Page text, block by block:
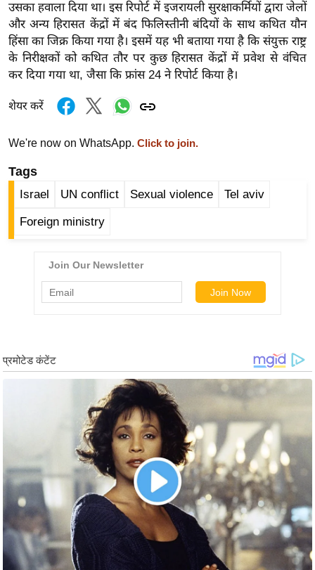
ड
फि
ल्म
स
क्षा
r
e
a
ला
इ
टे
क्नॉ
लॉ
ब्यू
टी
उसका हवाला दिया था। इस रिपोर्ट में इजरायली सुरक्षाकर्मियों द्वारा जेलों
और अन्य हिरासत केंद्रों में बंद फिलिस्तीनी बंदियों के साथ कथित यौन
हिंसा का जिक्र किया गया है। इसमें यह भी बताया गया है कि संयुक्त राष्ट्र
के निरीक्षकों को कथित तौर पर कुछ हिरासत केंद्रों में प्रवेश से वंचित
कर दिया गया था, जैसा कि फ्रांस 24 ने रिपोर्ट किया है।
शेयर करें
We're now on WhatsApp. Click to join.
Tags
Israel UN conflict Sexual violence Tel aviv
Foreign ministry